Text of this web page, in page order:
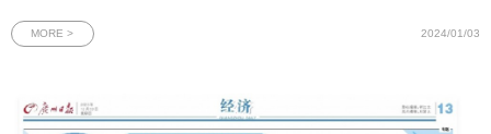
业开始选择使用国产数据库，以满足不断增长的数据需求。国产数据库通过持续
MORE > 2024/01/03